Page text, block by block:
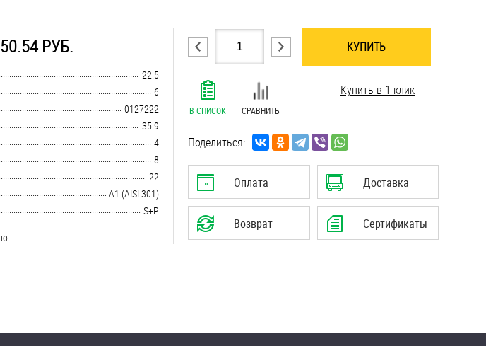
РУБ.
22.5
6
0127222
35.9
4
8
22
А1 (AISI 301)
S+P
КУПИТЬ
В СПИСОК СРАВНИТЬ
Купить в 1 клик
Поделиться:
Оплата Доставка
Возврат Сертификаты